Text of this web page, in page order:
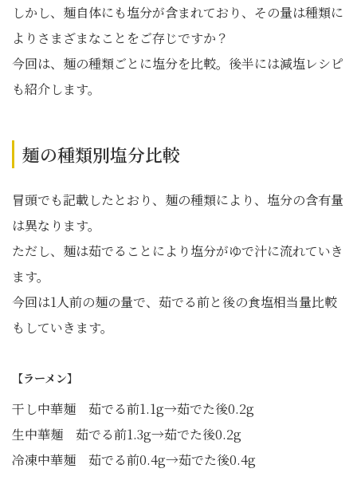
しかし、麺自体にも塩分が含まれており、その量は種類に
よりさまざまなことをご存じですか？
今回は、麺の種類ごとに塩分を比較。後半には減塩レシピ
も紹介します。
麺の種類別塩分比較
冒頭でも記載したとおり、麺の種類により、塩分の含有量
は異なります。
ただし、麺は茹でることにより塩分がゆで汁に流れていき
ます。
今回は1人前の麺の量で、茹でる前と後の食塩相当量比較
もしていきます。
【ラーメン】
干し中華麺 茹でる前1.1g→茹でた後0.2g
生中華麺 茹でる前1.3g→茹でた後0.2g
冷凍中華麺 茹でる前0.4g→茹でた後0.4g